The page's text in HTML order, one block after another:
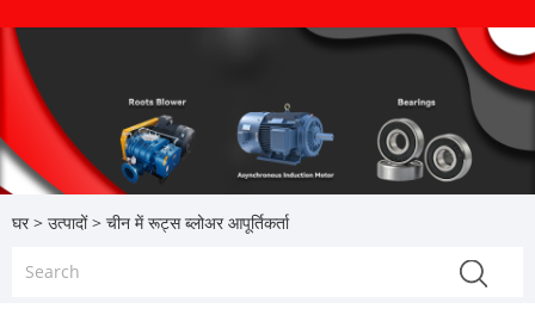
घर > उत्पादों > चीन में रूट्स ब्लोअर आपूर्तिकर्ता